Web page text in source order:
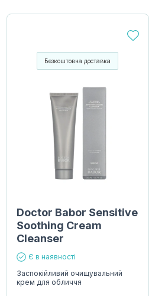
Безкоштовна доставка
Doctor Babor Sensitive
Soothing Cream
Cleanser
Є в наявності
Заспокійливий очищувальний
крем для обличчя